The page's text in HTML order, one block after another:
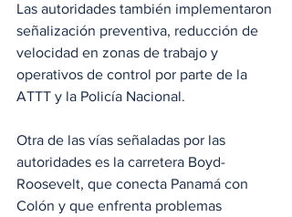
Las autoridades también implementaron
señalización preventiva, reducción de
velocidad en zonas de trabajo y
operativos de control por parte de la
ATTT y la Policía Nacional.
Otra de las vías señaladas por las
autoridades es la carretera Boyd-
Roosevelt, que conecta Panamá con
Colón y que enfrenta problemas